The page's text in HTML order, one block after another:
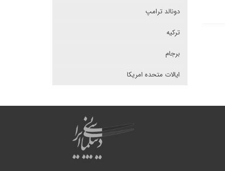
دونالد ترامپ
ترکیه
برجام
ایالات متحده امریکا